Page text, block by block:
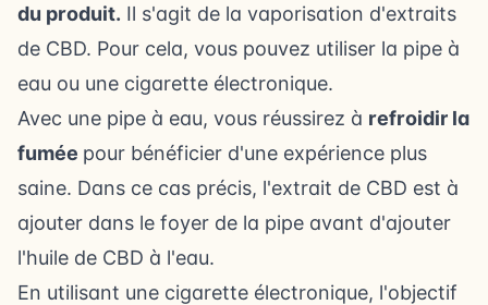
du produit. Il s'agit de la vaporisation d'extraits
de CBD. Pour cela, vous pouvez utiliser la pipe à
eau ou une cigarette électronique.
Avec une pipe à eau, vous réussirez à refroidir la
fumée pour bénéficier d'une expérience plus
saine. Dans ce cas précis, l'extrait de CBD est à
ajouter dans le foyer de la pipe avant d'ajouter
l'huile de CBD à l'eau.
En utilisant une cigarette électronique, l'objectif